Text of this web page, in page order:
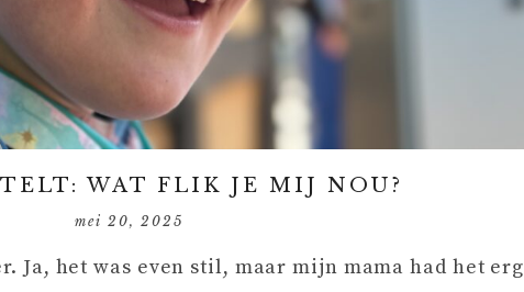
WAT FLIK JE MIJ NOU?
mei 20, 2025
Ja, het was even stil, maar mijn mama had het erg